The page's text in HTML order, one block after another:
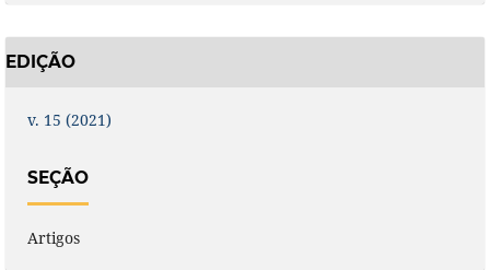
EDIÇÃO
v. 15 (2021)
SEÇÃO
Artigos